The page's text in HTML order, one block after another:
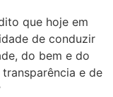
que hoje em
de conduzir
do bem e do
e de